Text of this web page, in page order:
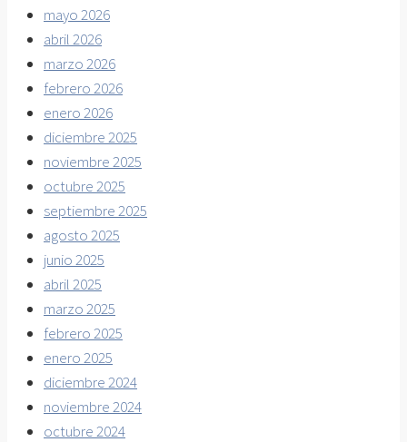
mayo 2026
abril 2026
marzo 2026
febrero 2026
enero 2026
diciembre 2025
noviembre 2025
octubre 2025
septiembre 2025
agosto 2025
junio 2025
abril 2025
marzo 2025
febrero 2025
enero 2025
diciembre 2024
noviembre 2024
octubre 2024